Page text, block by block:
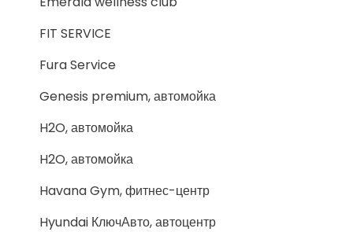
FIT SERVICE
Fura Service
Genesis premium, автомойка
H2O, автомойка
H2O, автомойка
Havana Gym, фитнес-центр
Hyundai КлючАвто, автоцентр